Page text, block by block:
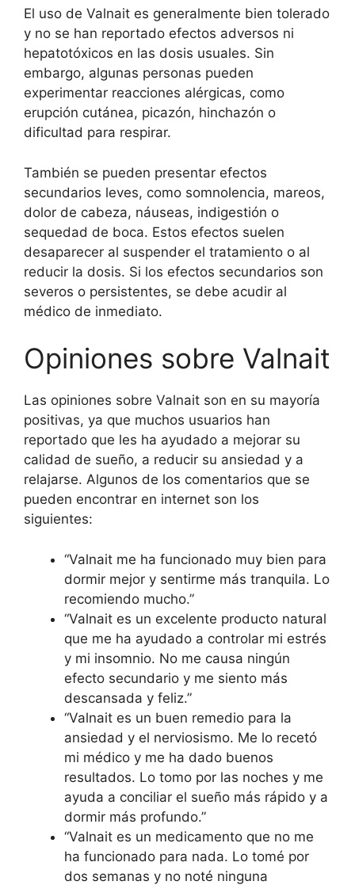
El uso de Valnait es generalmente bien tolerado
y no se han reportado efectos adversos ni
hepatotóxicos en las dosis usuales. Sin
embargo, algunas personas pueden
experimentar reacciones alérgicas, como
erupción cutánea, picazón, hinchazón o
dificultad para respirar.
También se pueden presentar efectos
secundarios leves, como somnolencia, mareos,
dolor de cabeza, náuseas, indigestión o
sequedad de boca. Estos efectos suelen
desaparecer al suspender el tratamiento o al
reducir la dosis. Si los efectos secundarios son
severos o persistentes, se debe acudir al
médico de inmediato.
Opiniones sobre Valnait
Las opiniones sobre Valnait son en su mayoría
positivas, ya que muchos usuarios han
reportado que les ha ayudado a mejorar su
calidad de sueño, a reducir su ansiedad y a
relajarse. Algunos de los comentarios que se
pueden encontrar en internet son los
siguientes:
“Valnait me ha funcionado muy bien para
dormir mejor y sentirme más tranquila. Lo
recomiendo mucho.”
“Valnait es un excelente producto natural
que me ha ayudado a controlar mi estrés
y mi insomnio. No me causa ningún
efecto secundario y me siento más
descansada y feliz.”
“Valnait es un buen remedio para la
ansiedad y el nerviosismo. Me lo recetó
mi médico y me ha dado buenos
resultados. Lo tomo por las noches y me
ayuda a conciliar el sueño más rápido y a
dormir más profundo.”
“Valnait es un medicamento que no me
ha funcionado para nada. Lo tomé por
dos semanas y no noté ninguna